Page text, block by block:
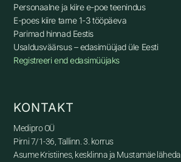
Personaalne ja kiire e-poe teenindus
E-poes kiire tarne 1-3 tööpäeva
Parimad hinnad Eestis
Usaldusväärsus – edasimüüjad üle Eesti
Registreeri end edasimüüjaks
KONTAKT
Medipro OÜ
Pirni 7/1-36, Tallinn. 3. korrus
Asume Kristiines, kesklinna ja Mustamäe lähedal.